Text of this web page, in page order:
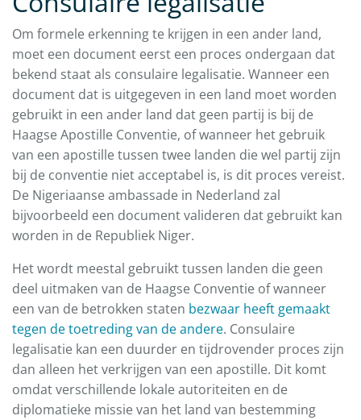
Om formele erkenning te krijgen in een ander land,
moet een document eerst een proces ondergaan dat
bekend staat als consulaire legalisatie. Wanneer een
document dat is uitgegeven in een land moet worden
gebruikt in een ander land dat geen partij is bij de
Haagse Apostille Conventie, of wanneer het gebruik
van een apostille tussen twee landen die wel partij zijn
bij de conventie niet acceptabel is, is dit proces vereist.
De Nigeriaanse ambassade in Nederland zal
bijvoorbeeld een document valideren dat gebruikt kan
worden in de Republiek Niger.
Het wordt meestal gebruikt tussen landen die geen
deel uitmaken van de Haagse Conventie of wanneer
een van de betrokken staten bezwaar heeft gemaakt
tegen detoetreding van de andere. Consulaire
legalisatie kan een duurder en tijdrovender proces zijn
dan alleen het verkrijgen van een apostille. Dit komt
omdat verschillende lokale autoriteiten en de
diplomatieke missie van het land van bestemming